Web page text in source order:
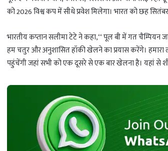
p
m
को 2026 विश्व कप में सीधे प्रवेश मिलेगा। भारत को छह
भारतीय कप्तान सलीमा टेटे ने कहा,‘‘ पूल बी में गत
हम चतुर और अनुशासित हॉकी खेलने का प्रयास करेंगे। हमारा
पहुंचेंगी जहां सभी को एक दूसरे से एक बार खेलना है। यहां से